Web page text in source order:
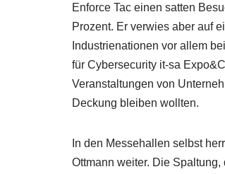
Enforce Tac einen satten
Prozent. Er verwies aber auf
Industrienationen vor allem
für Cybersecurity it-sa
Veranstaltungen von
Deckung bleiben wollten.
In den Messehallen selbst
Ottmann weiter. Die